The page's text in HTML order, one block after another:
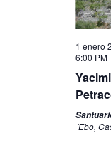
1 enero
6:00 PM
´Ebo,